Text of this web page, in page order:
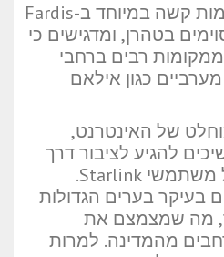
המקורות מציינים אלימות קשה במיוחד ב-Fardis
בטהרן, ומדגישים כי
רבים ברחבי
כגון אילאם
של האינטרנט,
להגיע לציבור דרך
ערוצים מוגבלים, כולל משתמשי Starlink.
בעיקר בערים הגדולות
מה שמצמצם את
מהמדינה. למרות